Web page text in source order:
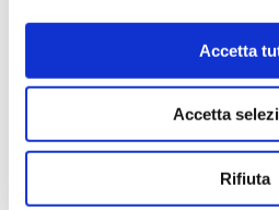
Accetta
Accetta
Rifiuta
4 mesi fa
Ho acquistato un Selmer
Biasin e sono rimasto davvero
è arrivato in condizioni
imballato e conforme alla
dimostrato serio e